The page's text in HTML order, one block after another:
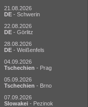
21.08.2026
DE - Schwerin
22.08.2026
DE - Görlitz
28.08.2026
DE - Weißenfels
04.09.2026
Tschechien - Prag
05.09.2026
Tschechien - Brno
07.09.2026
Slowakei - Pezinok